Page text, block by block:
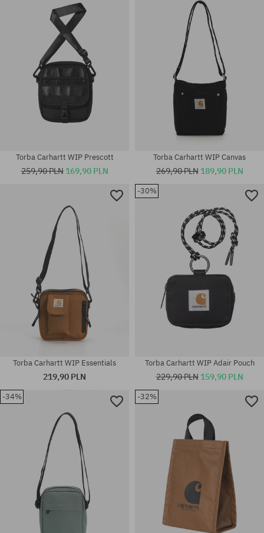
rozmiar uniwersalny rozmiar uniwersalny
rozmiar uniwersalny rozmiar uniwersalny
rozmiar uniwersalny
Torba Carhartt WIP Prescott
259,90 PLN 169,90 PLN
rozmiar uniwersalny
Torba Carhartt WIP Canvas
269,90 PLN 189,90 PLN
Torba Carhartt WIP Essentials
219,90 PLN
-30%
Torba Carhartt WIP Adair Pouch
229,90 PLN 159,90 PLN
-34% -32%